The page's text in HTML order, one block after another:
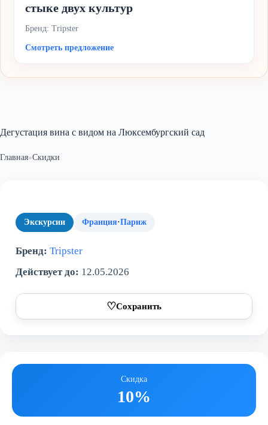
стыке двух культур
Бренд: Tripster
Смотреть предложение
Дегустация вина с видом на Люксембургский сад
Главная»Скидки
Экскурсии Франция·Париж
Бренд: Tripster
Действует до: 12.05.2026
♡Сохранить
Скидка
10%